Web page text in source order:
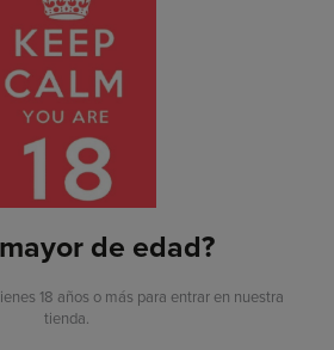
aquí
PUEDE
de edad?
18 años o más para entrar en nuestra
tienda.